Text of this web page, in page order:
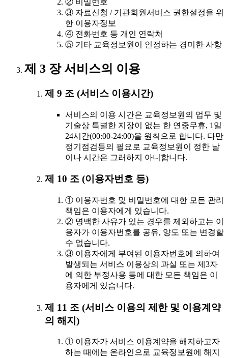
② 비밀번호
③ 자료신청 / 기관회원서비스 권한설정을 위
한 이용자정보
④ 전화번호 등 개인 연락처
⑤ 기타 교육정보원이 인정하는 경미한 사항
제 3 장 서비스의 이용
제 9 조 (서비스 이용시간)
서비스의 이용 시간은 교육정보원의 업무 및
기술상 특별한 지장이 없는 한 연중무휴, 1일
24시간(00:00-24:00)을 원칙으로 합니다. 다만
정기점검등의 필요로 교육정보원이 정한 날
이나 시간은 그러하지 아니합니다.
제 10 조 (이용자번호 등)
① 이용자번호 및 비밀번호에 대한 모든 관리
책임은 이용자에게 있습니다.
② 명백한 사유가 있는 경우를 제외하고는 이
용자가 이용자번호를 공유, 양도 또는 변경할
수 없습니다.
③ 이용자에게 부여된 이용자번호에 의하여
발생되는 서비스 이용상의 과실 또는 제3자
에 의한 부정사용 등에 대한 모든 책임은 이
용자에게 있습니다.
제 11 조 (서비스 이용의 제한 및 이용계약
의 해지)
① 이용자가 서비스 이용계약을 해지하고자
하는 때에는 온라인으로 교육정보원에 해지